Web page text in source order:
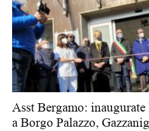
Asst Bergamo:
a Borgo Palazzo,